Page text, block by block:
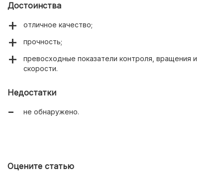
Достоинства
отличное качество;
прочность;
превосходные показатели контроля, вращения и
скорости.
Недостатки
не обнаружено.
Оцените статью